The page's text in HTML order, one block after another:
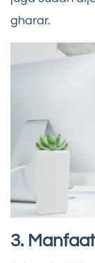
gharar.
3. Manfaat